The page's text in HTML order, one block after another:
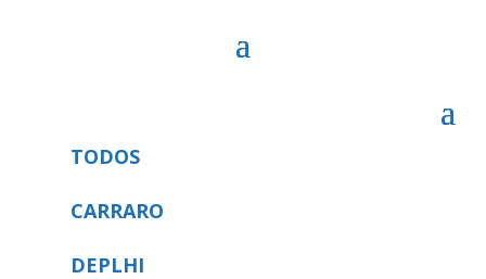
TODOS
CARRARO
DEPLHI